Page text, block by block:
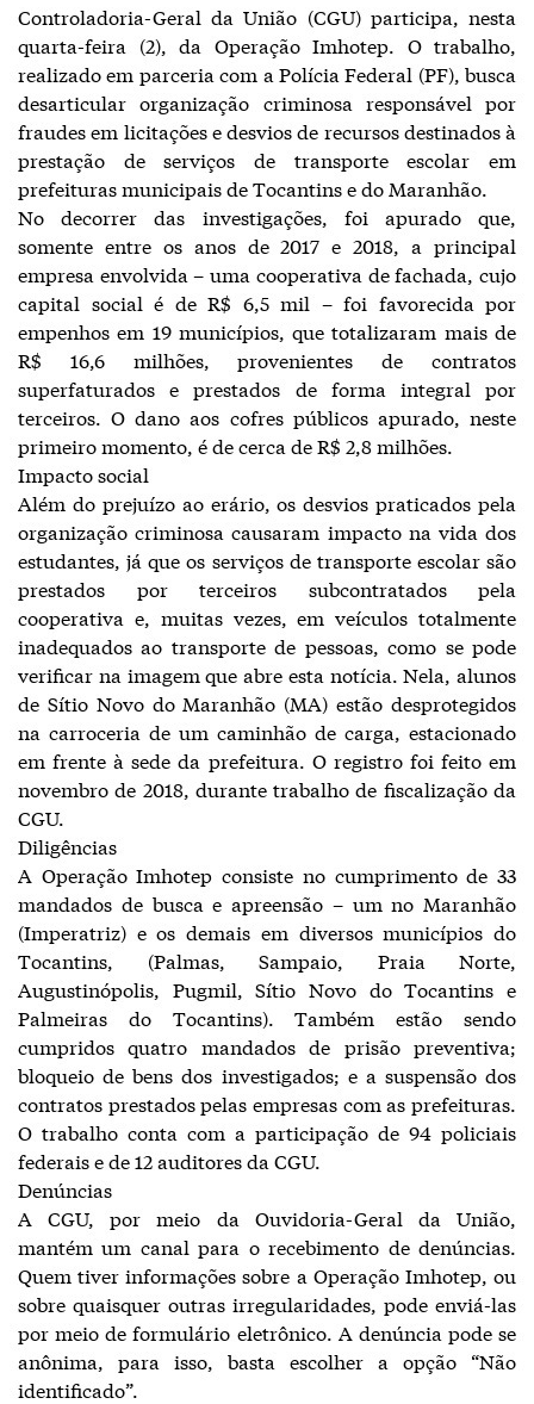
Controladoria-Geral da União (CGU) participa, nesta
quarta-feira (2), da Operação Imhotep. O trabalho,
realizado em parceria com a Polícia Federal (PF), busca
desarticular organização criminosa responsável por
fraudes em licitações e desvios de recursos destinados à
prestação de serviços de transporte escolar em
prefeituras municipais de Tocantins e do Maranhão.
No decorrer das investigações, foi apurado que,
somente entre os anos de 2017 e 2018, a principal
empresa envolvida – uma cooperativa de fachada, cujo
capital social é de R$ 6,5 mil – foi favorecida por
empenhos em 19 municípios, que totalizaram mais de
R$ 16,6 milhões, provenientes de contratos
superfaturados e prestados de forma integral por
terceiros. O dano aos cofres públicos apurado, neste
primeiro momento, é de cerca de R$ 2,8 milhões.
Impacto social
Além do prejuízo ao erário, os desvios praticados pela
organização criminosa causaram impacto na vida dos
estudantes, já que os serviços de transporte escolar são
prestados por terceiros subcontratados pela
cooperativa e, muitas vezes, em veículos totalmente
inadequados ao transporte de pessoas, como se pode
verificar na imagem que abre esta notícia. Nela, alunos
de Sítio Novo do Maranhão (MA) estão desprotegidos
na carroceria de um caminhão de carga, estacionado
em frente à sede da prefeitura. O registro foi feito em
novembro de 2018, durante trabalho de fiscalização da
CGU.
Diligências
A Operação Imhotep consiste no cumprimento de 33
mandados de busca e apreensão – um no Maranhão
(Imperatriz) e os demais em diversos municípios do
Tocantins, (Palmas, Sampaio, Praia Norte,
Augustinópolis, Pugmil, Sítio Novo do Tocantins e
Palmeiras do Tocantins). Também estão sendo
cumpridos quatro mandados de prisão preventiva;
bloqueio de bens dos investigados; e a suspensão dos
contratos prestados pelas empresas com as prefeituras.
O trabalho conta com a participação de 94 policiais
federais e de 12 auditores da CGU.
Denúncias
A CGU, por meio da Ouvidoria-Geral da União,
mantém um canal para o recebimento de denúncias.
Quem tiver informações sobre a Operação Imhotep, ou
sobre quaisquer outras irregularidades, pode enviá-las
por meio de formulário eletrônico. A denúncia pode se
anônima, para isso, basta escolher a opção “Não
identificado”.